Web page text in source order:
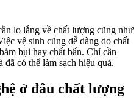
lo lắng về chất lượng cũng như
vệ sinh cũng dễ dàng do chất
bụi hay chất bẩn. Chỉ cần
đã có thể làm sạch hiệu quả.
ở đâu chất lượng